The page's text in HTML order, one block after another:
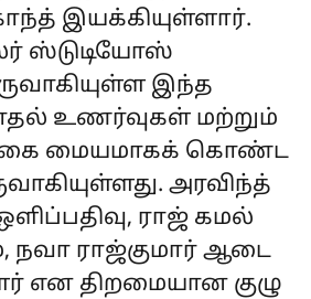
இயக்கியுள்ளார்.
ஸ்டுடியோஸ்
இந்த
உணர்வுகள் மற்றும்
மையமாகக் கொண்ட
அரவிந்த்
ராஜ் கமல்
ராஜ்குமார் ஆடை
என திறமையான குழு